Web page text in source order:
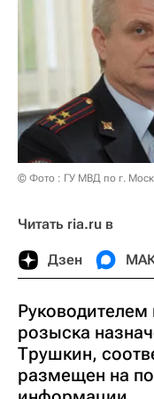
© Фото : ГУ МВД по г.
Читать ria.ru в
Дзен
Руководителем
розыска
Трушкин,
размещен на